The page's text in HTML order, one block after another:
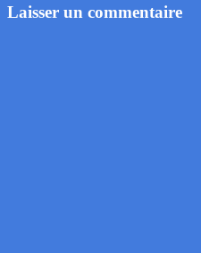
Laisser un commentaire